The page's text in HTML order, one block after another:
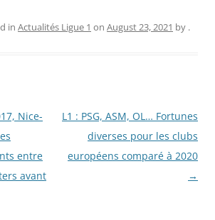
in Actualités Ligue 1 on August 23, 2021 by .
Nice-
entre
avant
L1 : PSG, ASM, OL… Fortunes
diverses pour les clubs
européens comparé à 2020
→